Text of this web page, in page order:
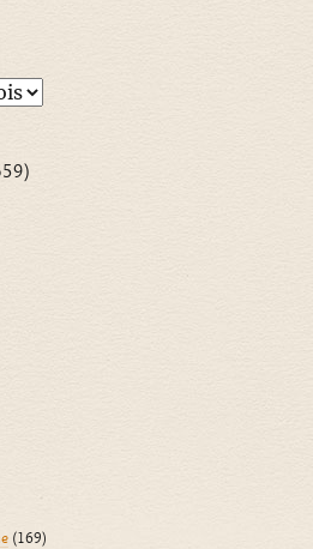
(169)